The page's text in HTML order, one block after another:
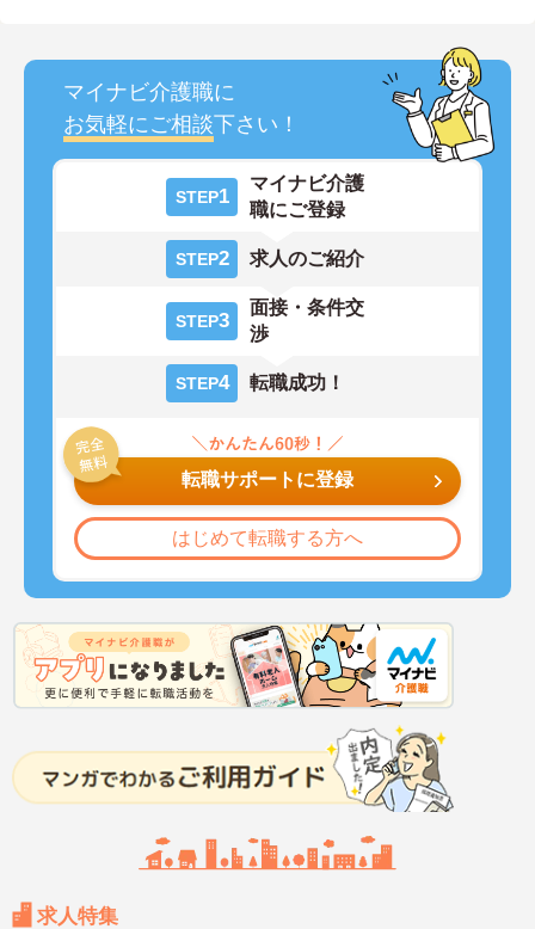
マイナビ介護職に
お気軽にご相談下さい！
STEP1
マイナビ介護
職にご登録
STEP2 求人のご紹介
STEP3
面接・条件交
渉
STEP4 転職成功！
転職サポートに登録
はじめて転職する方へ
求人特集